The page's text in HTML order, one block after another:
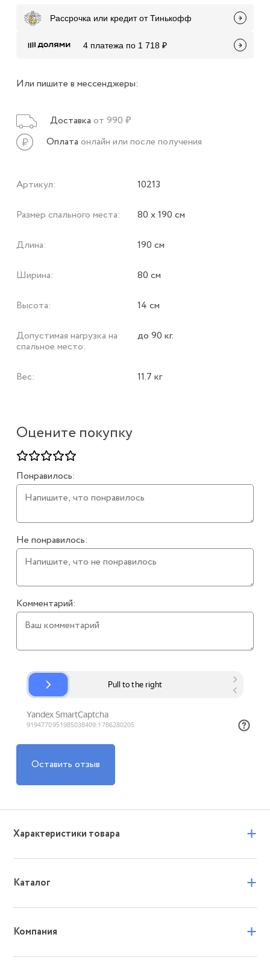
Оцените покупку
Понравилось:
Не понравилось:
Комментарий:
Оставить отзыв
Рассрочка или кредит от Тинькофф
4 платежа по 1 718 ₽
Или пишите в мессенджеры:
Доставка от 990 ₽
Оплата онлайн или после получения
Артикул: 10213
Размер спального места: 80 х 190 см
Длина: 190 см
Ширина: 80 см
Высота: 14 см
Допустимая нагрузка на
спальное место:
до 90 кг.
Вес: 11.7 кг
Характеристики товара +
Каталог +
Компания +